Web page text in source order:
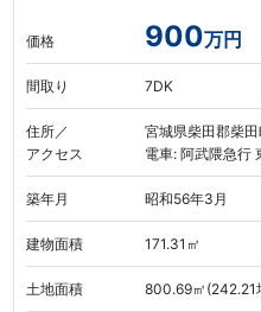
価格 900万円
間取り 7DK
住所／
アクセス
宮城県柴田郡柴
電車: 阿武隈急行
築年月 昭和56年3月
建物面積 171.31㎡
土地面積 800.69㎡(242.21